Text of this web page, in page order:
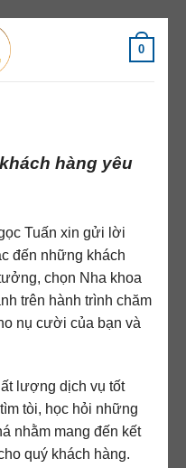
0
hàng yêu
Tuấn xin gửi lời
đến những khách
chọn Nha khoa
trên hành trình chăm
nụ cười của bạn và
lượng dịch vụ tốt
tòi, học hỏi những
nhằm mang đến kết
quý khách hàng.